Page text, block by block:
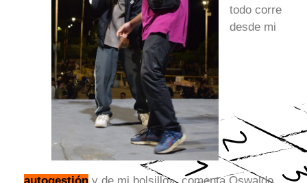
todo corre
desde mi